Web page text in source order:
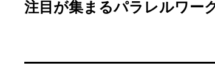
注目が集まるパラレルワー